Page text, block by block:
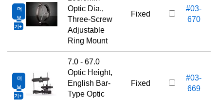
더
보
기
Optic Dia.,
Three-Screw
Adjustable
Ring Mount
Fixed
#03-
670
더
보
기
7.0 - 67.0
Optic Height,
English Bar-
Type Optic
Fixed
#03-
669